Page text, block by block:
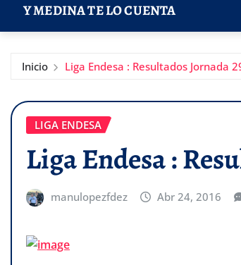
Y MEDINA TE LO CUENTA
Inicio Liga Endesa : Resultados Jornada
LIGA ENDESA
Liga Endesa :
manulopezfdez Abr 24, 2016